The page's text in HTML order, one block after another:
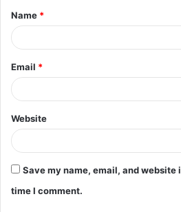
*
Name *
Email *
Website
Save my name, email, and website
time I comment.